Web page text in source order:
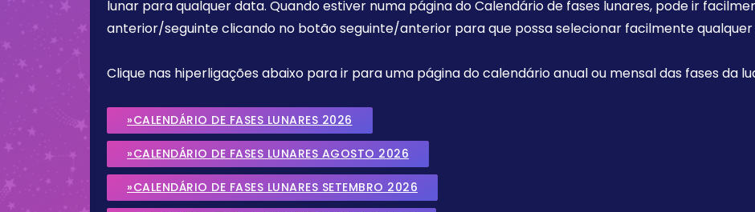
lunar para qualquer data. Quando estiver numa página do Calendário de fases lunares, pode ir
anterior/seguinte clicando no botão seguinte/anterior para que possa selecionar facilmente qualquer
Clique nas hiperligações abaixo para ir para uma página do calendário anual ou mensal das fases da
»CALENDÁRIO DE FASES LUNARES 2026
»CALENDÁRIO DE FASES LUNARES AGOSTO 2026
»CALENDÁRIO DE FASES LUNARES SETEMBRO 2026